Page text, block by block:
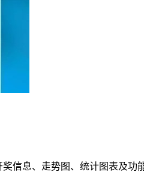
奖信息、走势图、统计图表及功